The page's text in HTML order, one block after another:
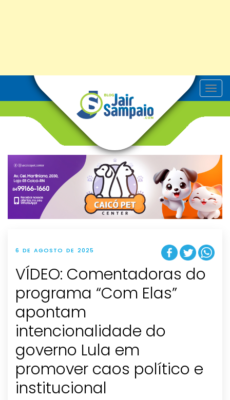
T
o
v
g
t
i
o
n
6 DE AGOSTO DE 2025
VÍDEO: Comentadoras do
programa “Com Elas”
apontam
intencionalidade do
governo Lula em
promover caos político e
institucional